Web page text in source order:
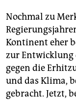
Nochmal zu
Kontinent eher
zur Entwicklung
gegen die
und das Klima,
gebracht. Jetzt,